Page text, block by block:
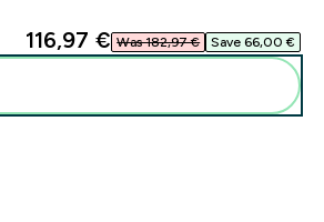
116,97 €‎ Was 182,97 €‎ Save 66,00 €‎